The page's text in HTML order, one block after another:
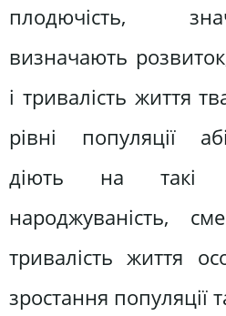
плодючість,
визначають
і тривалість життя
рівні популяції
діють на такі
народжуваність,
тривалість життя
зростання популяції